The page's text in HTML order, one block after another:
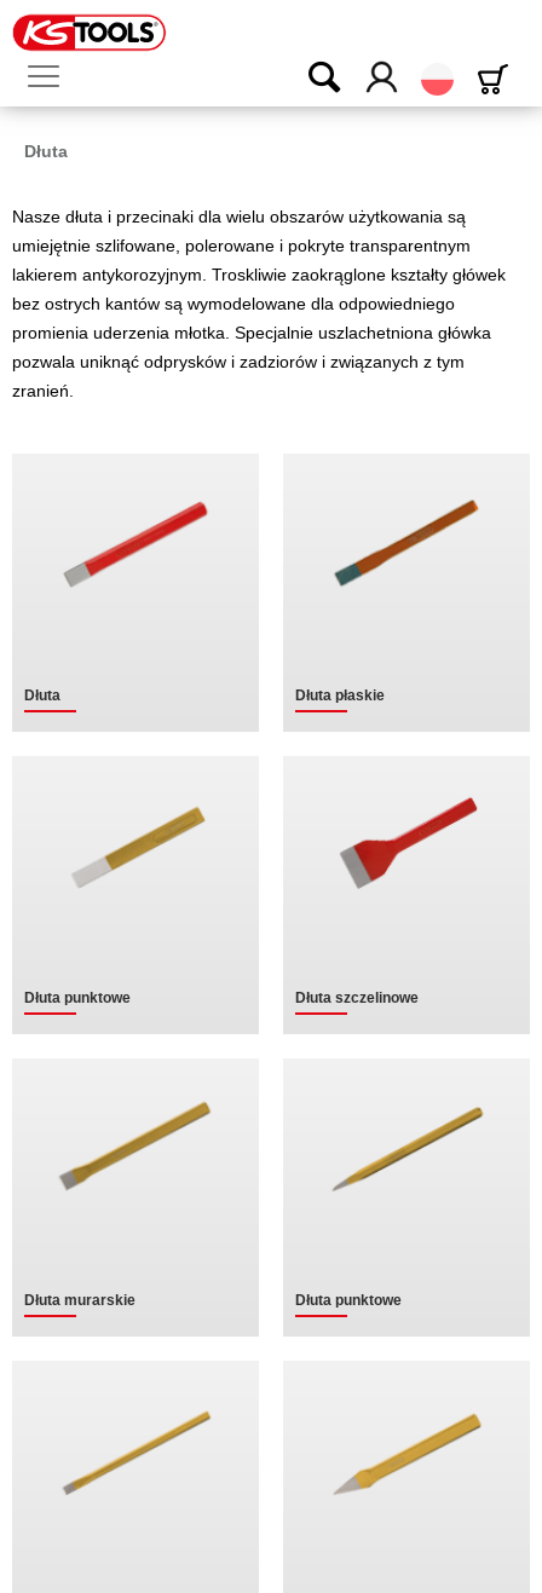
Polski
Dłuta
Nasze dłuta i przecinaki dla wielu obszarów użytkowania są
umiejętnie szlifowane, polerowane i pokryte transparentnym
lakierem antykorozyjnym. Troskliwie zaokrąglone kształty główek
bez ostrych kantów są wymodelowane dla odpowiedniego
promienia uderzenia młotka. Specjalnie uszlachetniona główka
pozwala uniknąć odprysków i zadziorów i związanych z tym
zranień.
Dłuta Dłuta płaskie
Dłuta punktowe Dłuta szczelinowe
Dłuta murarskie Dłuta punktowe